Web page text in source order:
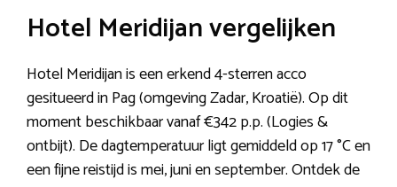
Hotel Meridijan vergelijken
Hotel Meridijan is een erkend 4-sterren acco
gesitueerd in Pag (omgeving Zadar, Kroatië). Op dit
moment beschikbaar vanaf €342 p.p. (Logies &
ontbijt). De dagtemperatuur ligt gemiddeld op 17 °C en
een fijne reistijd is mei, juni en september. Ontdek de